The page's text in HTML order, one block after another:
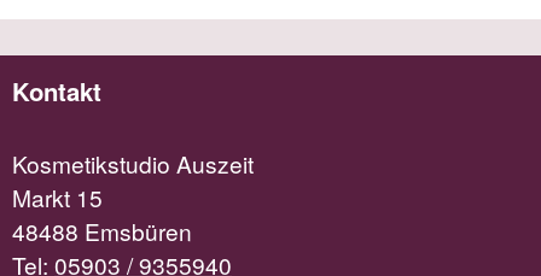
Kontakt
Kosmetikstudio Auszeit
Markt 15
48488 Emsbüren
Tel: 05903 / 9355940